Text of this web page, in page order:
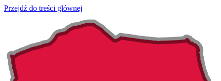
Przejdź do treści głównej